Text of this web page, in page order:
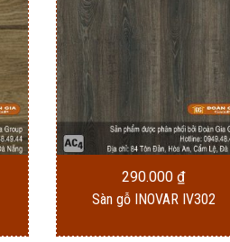
290.000₫
Sàn gỗ INOVAR IV302